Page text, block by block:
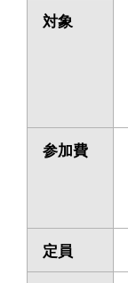
対象
参加費
定員